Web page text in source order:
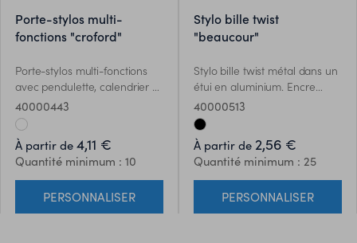
porte-stylos multi-
fonctions "croford"
Porte-stylos multi-fonctions
avec pendulette, calendrier et
thermomètre.
40000443
À partir de 4,11 €
Quantité minimum : 10
PERSONNALISER
stylo bille twist
"beaucour"
Stylo bille twist métal dans un
étui en aluminium. Encre
noire.
40000513
À partir de 2,56 €
Quantité minimum : 25
PERSONNALISER